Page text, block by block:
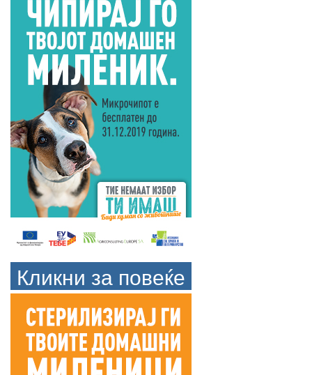
Кликни за повеќе